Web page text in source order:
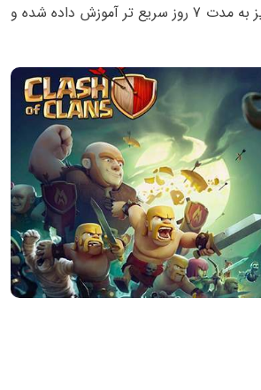
ویج و بالن و والبرکر نیز به مدت 7 روز سریع تر آموزش داده شده و